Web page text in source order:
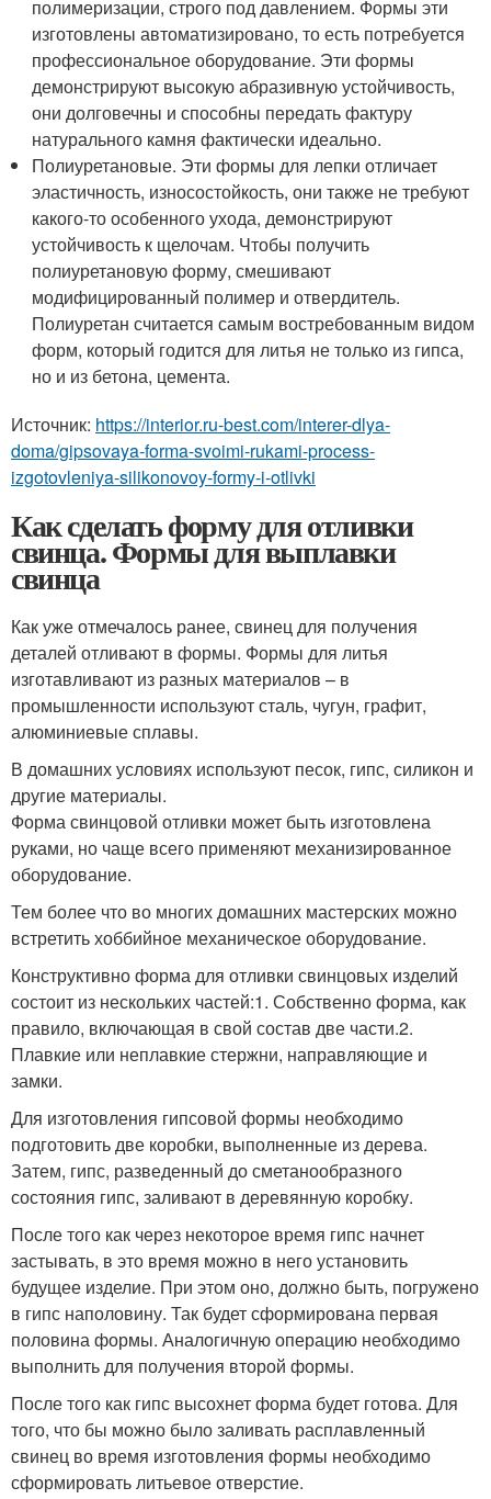
полимеризации, строго под давлением. Формы эти
изготовлены автоматизировано, то есть потребуется
профессиональное оборудование. Эти формы
демонстрируют высокую абразивную устойчивость,
они долговечны и способны передать фактуру
натурального камня фактически идеально.
Полиуретановые. Эти формы для лепки отличает
эластичность, износостойкость, они также не требуют
какого-то особенного ухода, демонстрируют
устойчивость к щелочам. Чтобы получить
полиуретановую форму, смешивают
модифицированный полимер и отвердитель.
Полиуретан считается самым востребованным видом
форм, который годится для литья не только из гипса,
но и из бетона, цемента.
Источник: https://interior.ru-best.com/interer-dlya-
doma/gipsovaya-forma-svoimi-rukami-process-
izgotovleniya-silikonovoy-formy-i-otlivki
Как сделать форму для отливки
свинца. Формы для выплавки
свинца
Как уже отмечалось ранее, свинец для получения
деталей отливают в формы. Формы для литья
изготавливают из разных материалов – в
промышленности используют сталь, чугун, графит,
алюминиевые сплавы.
В домашних условиях используют песок, гипс, силикон и
другие материалы.
Форма свинцовой отливки может быть изготовлена
руками, но чаще всего применяют механизированное
оборудование.
Тем более что во многих домашних мастерских можно
встретить хоббийное механическое оборудование.
Конструктивно форма для отливки свинцовых изделий
состоит из нескольких частей:1. Собственно форма, как
правило, включающая в свой состав две части.2.
Плавкие или неплавкие стержни, направляющие и
замки.
Для изготовления гипсовой формы необходимо
подготовить две коробки, выполненные из дерева.
Затем, гипс, разведенный до сметанообразного
состояния гипс, заливают в деревянную коробку.
После того как через некоторое время гипс начнет
застывать, в это время можно в него установить
будущее изделие. При этом оно, должно быть, погружено
в гипс наполовину. Так будет сформирована первая
половина формы. Аналогичную операцию необходимо
выполнить для получения второй формы.
После того как гипс высохнет форма будет готова. Для
того, что бы можно было заливать расплавленный
свинец во время изготовления формы необходимо
сформировать литьевое отверстие.